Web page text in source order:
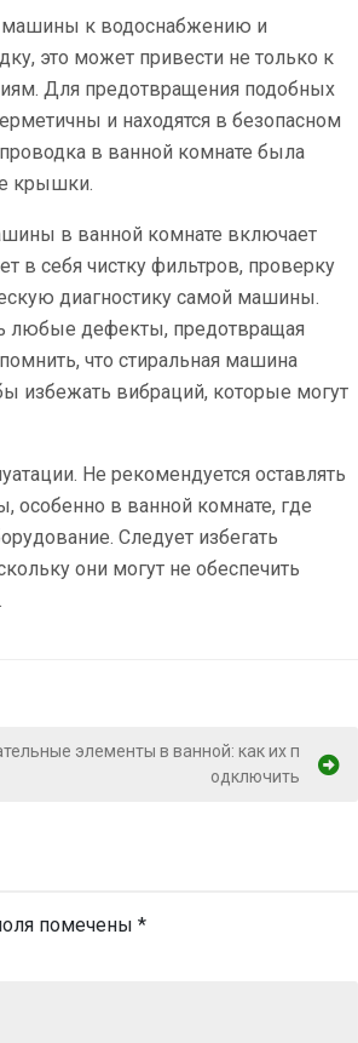
машины к водоснабжению и
это может привести не только к
Для предотвращения подобных
и находятся в безопасном
в ванной комнате была
крышки.
в ванной комнате включает
в себя чистку фильтров, проверку
диагностику самой машины.
любые дефекты, предотвращая
что стиральная машина
избежать вибраций, которые могут
Не рекомендуется оставлять
особенно в ванной комнате, где
Следует избегать
они могут не обеспечить
элементы в ванной: как их п
одключить
помечены *